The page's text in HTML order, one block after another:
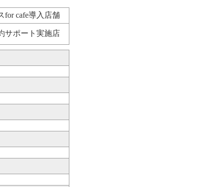
for cafe導入店舗
サポート実施店